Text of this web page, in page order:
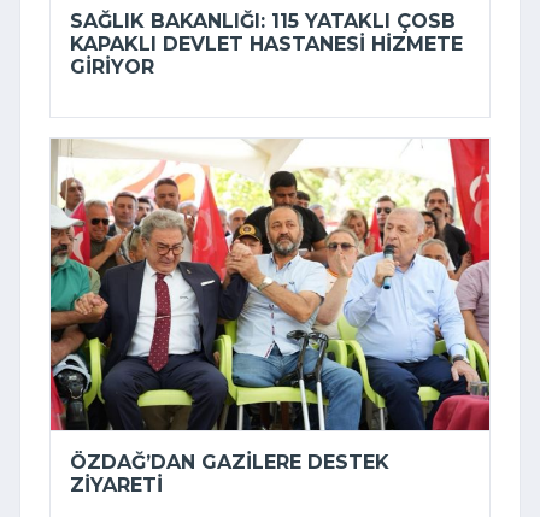
SAĞLIK BAKANLIĞI: 115 YATAKLI ÇOSB
KAPAKLI DEVLET HASTANESI HIZMETE
GIRIYOR
ÖZDAĞ’DAN GAZILERE DESTEK
ZIYARETI